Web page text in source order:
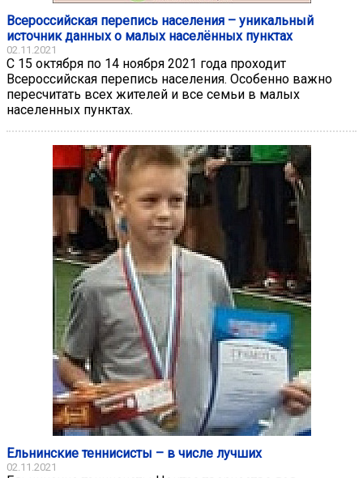
Всероссийская перепись населения – уникальный
источник данных о малых населённых пунктах
02.11.2021
С 15 октября по 14 ноября 2021 года проходит
Всероссийская перепись населения. Особенно важно
пересчитать всех жителей и все семьи в малых
населенных пунктах.
Ельнинские теннисисты – в числе лучших
02.11.2021